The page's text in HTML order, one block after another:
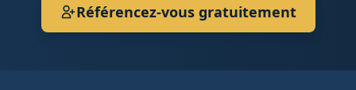
Référencez-vous gratuitement